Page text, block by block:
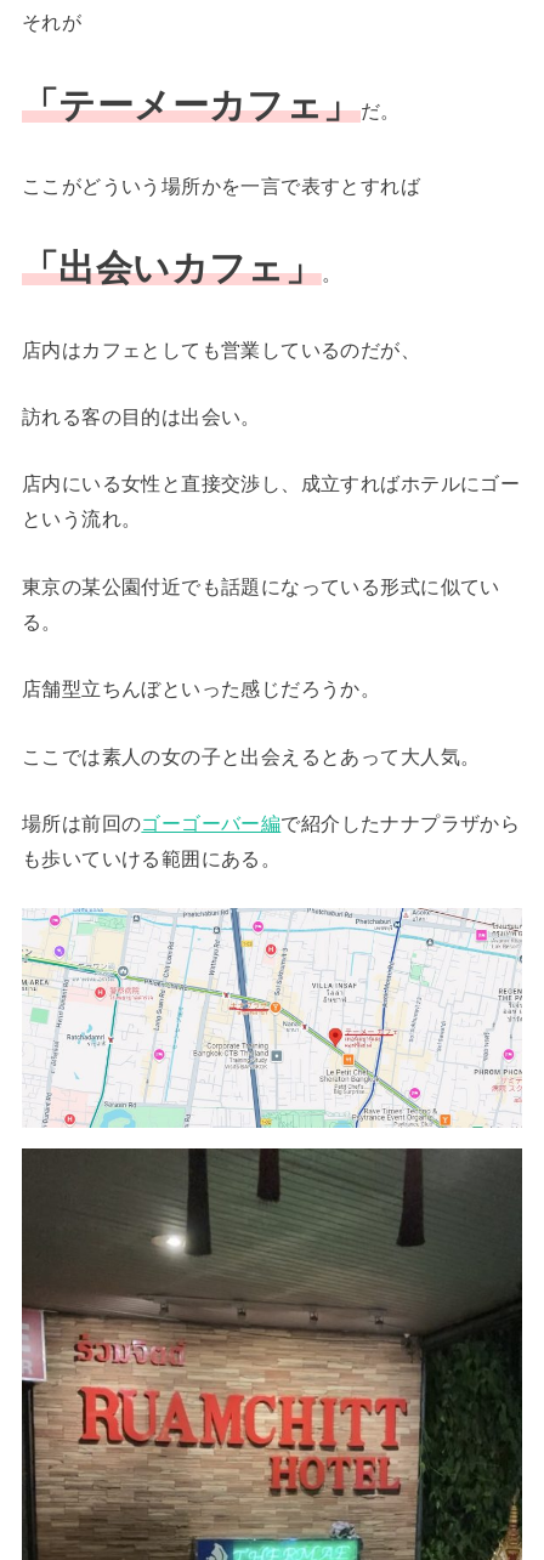
それが
「テーメーカフェ」だ。
ここがどういう場所かを一言で表すとすれば
「出会いカフェ」。
店内はカフェとしても営業しているのだが、
訪れる客の目的は出会い。
店内にいる女性と直接交渉し、成立すればホテルにゴー
という流れ。
東京の某公園付近でも話題になっている形式に似てい
る。
店舗型立ちんぼといった感じだろうか。
ここでは素人の女の子と出会えるとあって大人気。
場所は前回のゴーゴーバー編で紹介したナナプラザから
も歩いていける範囲にある。